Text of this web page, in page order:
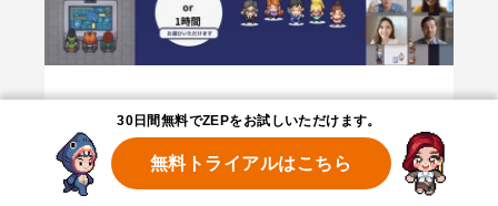
30日間無料でZEPをお試しいただけます。
無料トライアルはこちら